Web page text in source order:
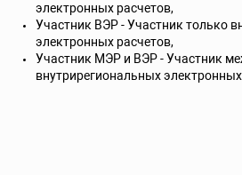
электронных расчетов,
Участник ВЭР - Участник только
электронных расчетов,
Участник МЭР и ВЭР - Участник
внутрирегиональных электронных